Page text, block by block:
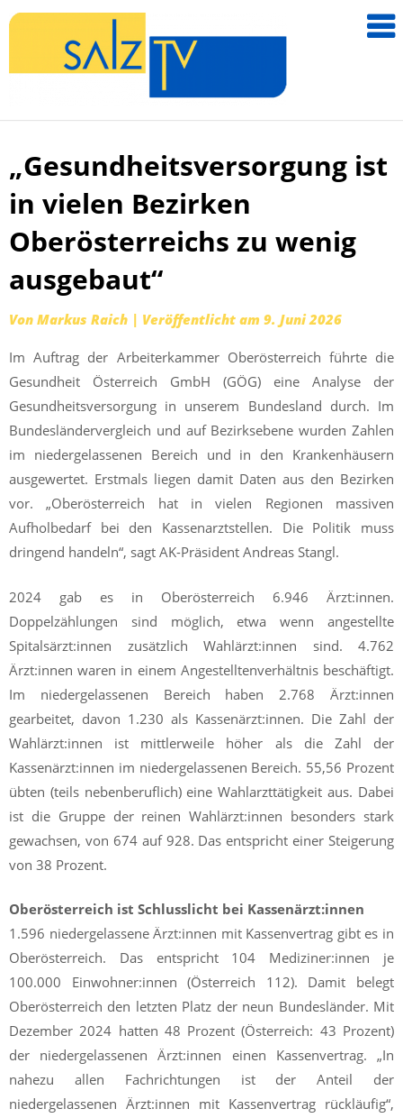
salzTV –
Zum
Inhalt
springen
„Gesundheitsversorgung ist
in vielen Bezirken
Oberösterreichs zu wenig
ausgebaut“
Von Markus Raich | Veröffentlicht am 9. Juni 2026
Im Auftrag der Arbeiterkammer Oberösterreich führte die
Gesundheit Österreich GmbH (GÖG) eine Analyse der
Gesundheitsversorgung in unserem Bundesland durch. Im
Bundesländervergleich und auf Bezirksebene wurden Zahlen
im niedergelassenen Bereich und in den Krankenhäusern
ausgewertet. Erstmals liegen damit Daten aus den Bezirken
vor. „Oberösterreich hat in vielen Regionen massiven
Aufholbedarf bei den Kassenarztstellen. Die Politik muss
dringend handeln“, sagt AK-Präsident Andreas Stangl.
2024 gab es in Oberösterreich 6.946 Ärzt:innen.
Doppelzählungen sind möglich, etwa wenn angestellte
Spitalsärzt:innen zusätzlich Wahlärzt:innen sind. 4.762
Ärzt:innen waren in einem Angestelltenverhältnis beschäftigt.
Im niedergelassenen Bereich haben 2.768 Ärzt:innen
gearbeitet, davon 1.230 als Kassenärzt:innen. Die Zahl der
Wahlärzt:innen ist mittlerweile höher als die Zahl der
Kassenärzt:innen im niedergelassenen Bereich. 55,56 Prozent
übten (teils nebenberuflich) eine Wahlarzttätigkeit aus. Dabei
ist die Gruppe der reinen Wahlärzt:innen besonders stark
gewachsen, von 674 auf 928. Das entspricht einer Steigerung
von 38 Prozent.
Oberösterreich ist Schlusslicht bei Kassenärzt:innen
1.596 niedergelassene Ärzt:innen mit Kassenvertrag gibt es in
Oberösterreich. Das entspricht 104 Mediziner:innen je
100.000 Einwohner:innen (Österreich 112). Damit belegt
Oberösterreich den letzten Platz der neun Bundesländer. Mit
Dezember 2024 hatten 48 Prozent (Österreich: 43 Prozent)
der niedergelassenen Ärzt:innen einen Kassenvertrag. „In
nahezu allen Fachrichtungen ist der Anteil der
niedergelassenen Ärzt:innen mit Kassenvertrag rückläufig“,